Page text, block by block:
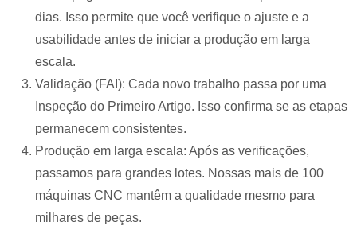
dias. Isso permite que você verifique o ajuste e a
usabilidade antes de iniciar a produção em larga
escala.
Validação (FAI): Cada novo trabalho passa por uma
Inspeção do Primeiro Artigo. Isso confirma se as etapas
permanecem consistentes.
Produção em larga escala: Após as verificações,
passamos para grandes lotes. Nossas mais de 100
máquinas CNC mantêm a qualidade mesmo para
milhares de peças.